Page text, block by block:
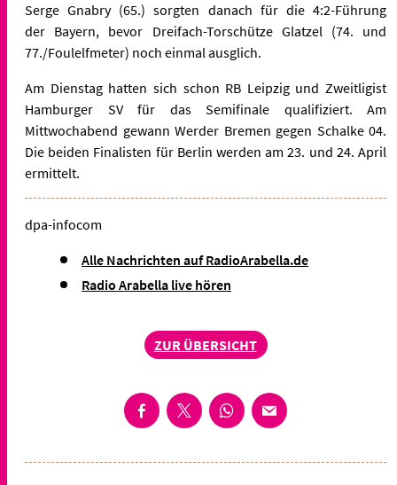
Serge Gnabry (65.) sorgten danach für die 4:2-Führung
der Bayern, bevor Dreifach-Torschütze Glatzel (74. und
77./Foulelfmeter) noch einmal ausglich.
Am Dienstag hatten sich schon RB Leipzig und Zweitligist
Hamburger SV für das Semifinale qualifiziert. Am
Mittwochabend gewann Werder Bremen gegen Schalke 04.
Die beiden Finalisten für Berlin werden am 23. und 24. April
ermittelt.
dpa-infocom
Alle Nachrichten auf RadioArabella.de
Radio Arabella live hören
ZUR ÜBERSICHT